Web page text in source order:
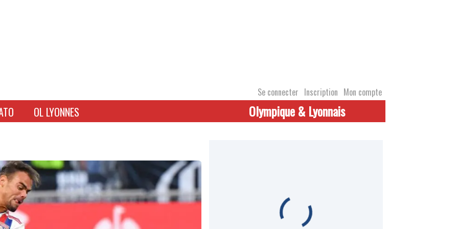
Se connecter Inscription Mon compte
OL LYONNES Olympique & Lyonnais